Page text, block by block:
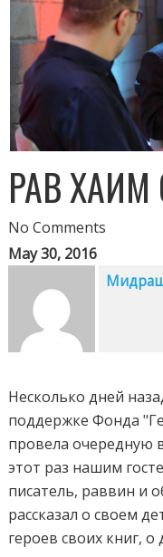
РАВ ХАИМ
No Comments
May 30, 2016
Несколько дней
поддержке Фонда
провела очередную
этот раз нашим
писатель, раввин и
рассказал о своем
героев своих книг, о